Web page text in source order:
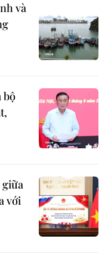
và
bộ
với